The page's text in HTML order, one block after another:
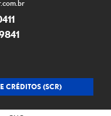
CRÉDITOS (SCR)